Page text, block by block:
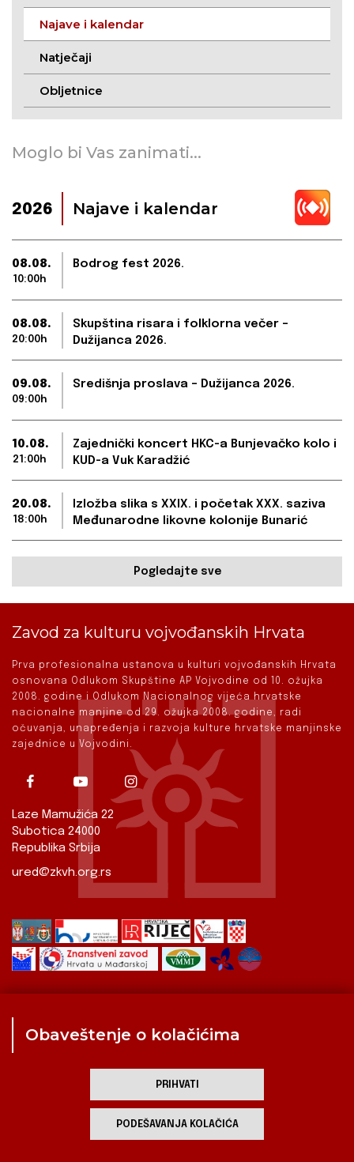
Najave i kalendar
Natječaji
Obljetnice
Moglo bi Vas zanimati...
2026 Najave i kalendar
08.08.
10:00h
Bodrog fest 2026.
08.08.
20:00h
Skupština risara i folklorna večer –
Dužijanca 2026.
09.08.
09:00h
Središnja proslava – Dužijanca 2026.
10.08.
21:00h
Zajednički koncert HKC-a Bunjevačko kolo i
KUD-a Vuk Karadžić
20.08.
18:00h
Izložba slika s XXIX. i početak XXX. saziva
Međunarodne likovne kolonije Bunarić
Pogledajte sve
Zavod za kulturu vojvođanskih Hrvata
Prva profesionalna ustanova u kulturi vojvođanskih Hrvata
osnovana Odlukom Skupštine AP Vojvodine od 10. ožujka
2008. godine i Odlukom Nacionalnog vijeća hrvatske
nacionalne manjine od 29. ožujka 2008. godine, radi
očuvanja, unapređenja i razvoja kulture hrvatske manjinske
zajednice u Vojvodini.
Laze Mamužića 22
Subotica 24000
Republika Srbija
ured@zkvh.org.rs
Kulturna scena
Zavod za kulturu vojvođanskih Hrvata
Obaveštenje o kolačićima
PRIHVATI
PODEŠAVANJA KOLAČIĆA